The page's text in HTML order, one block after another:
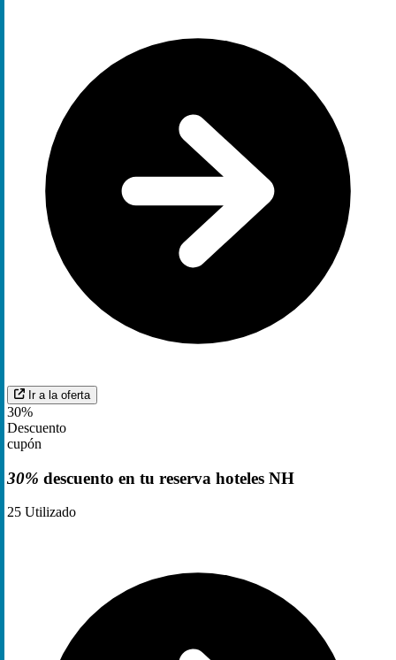
Ir a la oferta
30%
Descuento
cupón
30% descuento en tu reserva hoteles NH
25 Utilizado